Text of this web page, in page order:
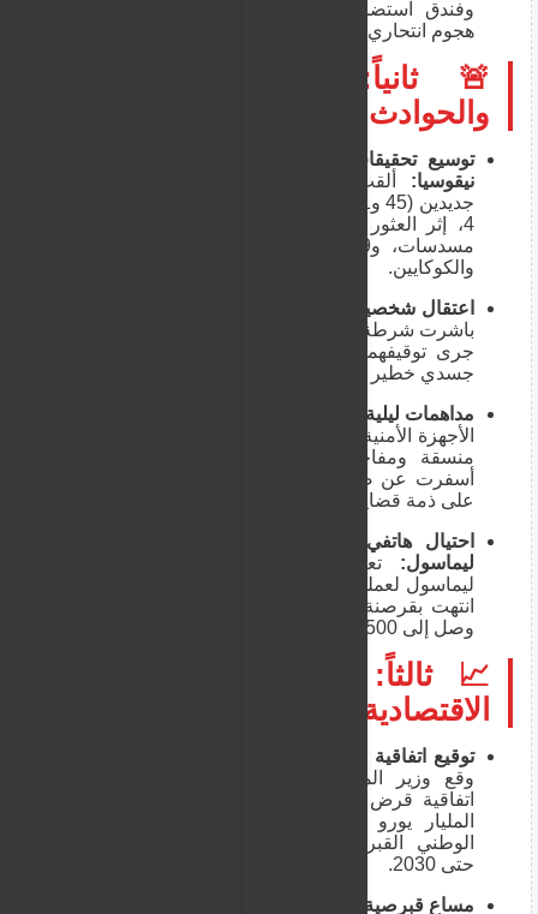
وفندق استضاف مجندين، عارضاً عليهما تنفيذ
هجوم انتحاري.
🚨 ثانياً: الجرائم المحلية
والحوادث الأمنية
توسيع تحقيقات شبكة المخدرات والأسلحة في
نيقوسيا: ألقت الشرطة القبض على متهمين
والكوكايين.
اعتقال شخصين بسبب اعتداء عنيف في بافوس:
باشرت شرطة مدينة بافوس التحقيق مع شخصين
جرى توقيفهما بتهمة تورطهما في حادثة اعتداء
جسدي خطير أسفرت عن إصابات.
مداهمات ليلية واسعة واعتقال 10 أشخاص:
الأجهزة الأمنية القبرصية عمليات مداهمة وتفتيش
منسقة ومفاجئة في عدة مدن طوال الليل،
على ذمة قضايا مختلفة.
ليماسول: تعرضت سيدة تقطن في مدينة
ليماسول لعملية نصب إلكتروني وهاتفي محترفة،
انتهت بقرصنة حسابها وسحب مبلغ مالي ضخم
وصل إلى 42,500 يورو.
📈 ثالثاً: الشؤون السياسية،
الاقتصادية والبيئية
توقيع اتفاقية "Safe" لتمويل الدفاع بمليار يورو:
وقع وزير المالية "ماكيس كيرافنوس" رسمياً
اتفاقية قرض مع الاتحاد الأوروبي بقيمة تتجاوز
المليار يورو لتحديث العتاد العسكري للحرس
الوطني القبرصي وضمان استقلاليته الدفاعية
حتى 2030.